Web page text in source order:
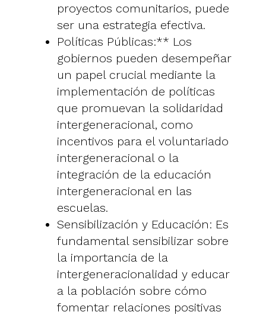
proyectos comunitarios, puede
ser una estrategia efectiva.
Políticas Públicas:** Los
gobiernos pueden desempeñar
un papel crucial mediante la
implementación de políticas
que promuevan la solidaridad
intergeneracional, como
incentivos para el voluntariado
intergeneracional o la
integración de la educación
intergeneracional en las
escuelas.
Sensibilización y Educación: Es
fundamental sensibilizar sobre
la importancia de la
intergeneracionalidad y educar
a la población sobre cómo
fomentar relaciones positivas